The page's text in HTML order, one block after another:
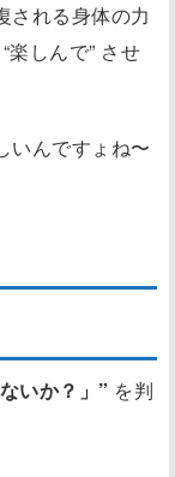
される身体の力
しんで” させ
いんですょね〜
いか？」” を判